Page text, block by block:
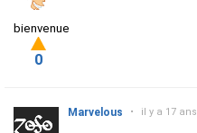
bienvenue
0
Marvelous • il y a 17 ans